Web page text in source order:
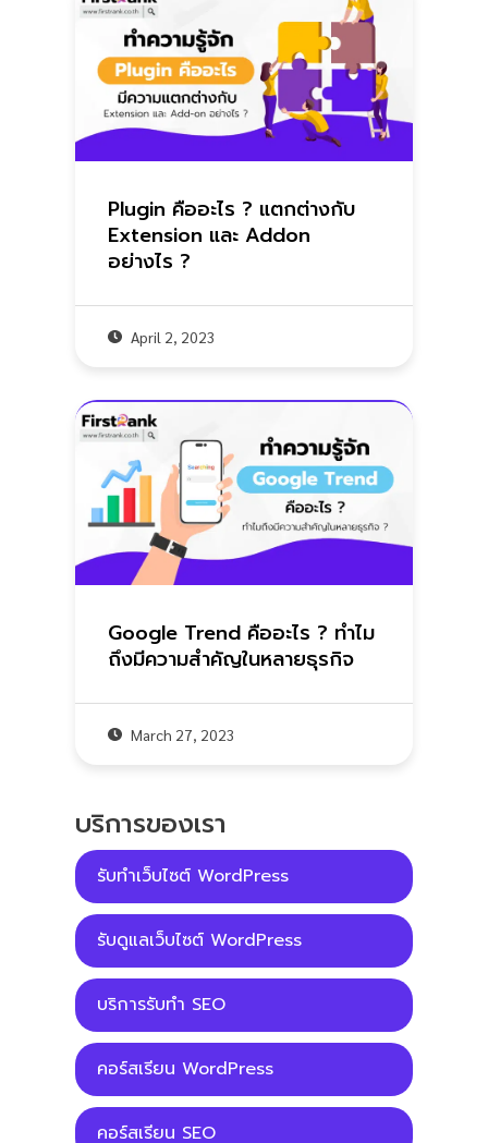
Plugin คืออะไร ? แตกต่างกับ
Extension และ Addon
อย่างไร ?
April 2, 2023
Google Trend คืออะไร ? ทำไม
ถึงมีความสำคัญในหลายธุรกิจ
March 27, 2023
บริการของเรา
รับทําเว็บไซต์ WordPress
รับดูแลเว็บไซต์ WordPress
บริการรับทำ SEO
คอร์สเรียน WordPress
คอร์สเรียน SEO